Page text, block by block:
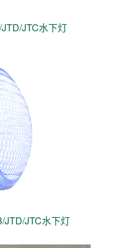
JTC水下灯
JTD/JTC水下灯